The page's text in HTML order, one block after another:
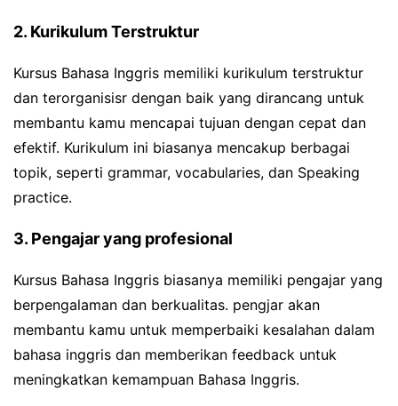
2. Kurikulum Terstruktur
Kursus Bahasa Inggris memiliki kurikulum terstruktur
dan terorganisisr dengan baik yang dirancang untuk
membantu kamu mencapai tujuan dengan cepat dan
efektif. Kurikulum ini biasanya mencakup berbagai
topik, seperti grammar, vocabularies, dan Speaking
practice.
3. Pengajar yang profesional
Kursus Bahasa Inggris biasanya memiliki pengajar yang
berpengalaman dan berkualitas. pengjar akan
membantu kamu untuk memperbaiki kesalahan dalam
bahasa inggris dan memberikan feedback untuk
meningkatkan kemampuan Bahasa Inggris.